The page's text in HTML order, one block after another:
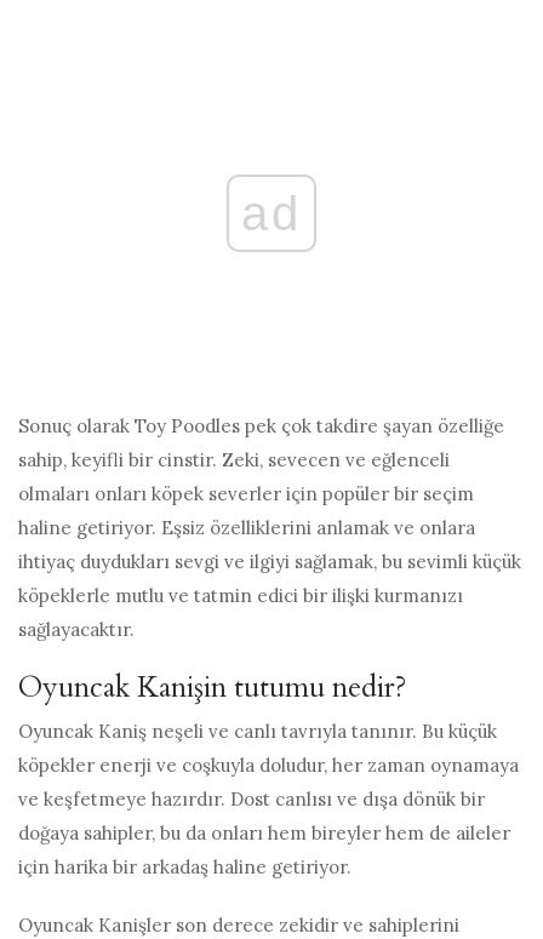
ad
Sonuç olarak Toy Poodles pek çok takdire şayan özelliğe
sahip, keyifli bir cinstir. Zeki, sevecen ve eğlenceli
olmaları onları köpek severler için popüler bir seçim
haline getiriyor. Eşsiz özelliklerini anlamak ve onlara
ihtiyaç duydukları sevgi ve ilgiyi sağlamak, bu sevimli küçük
köpeklerle mutlu ve tatmin edici bir ilişki kurmanızı
sağlayacaktır.
Oyuncak Kanişin tutumu nedir?
Oyuncak Kaniş neşeli ve canlı tavrıyla tanınır. Bu küçük
köpekler enerji ve coşkuyla doludur, her zaman oynamaya
ve keşfetmeye hazırdır. Dost canlısı ve dışa dönük bir
doğaya sahipler, bu da onları hem bireyler hem de aileler
için harika bir arkadaş haline getiriyor.
Oyuncak Kanişler son derece zekidir ve sahiplerini